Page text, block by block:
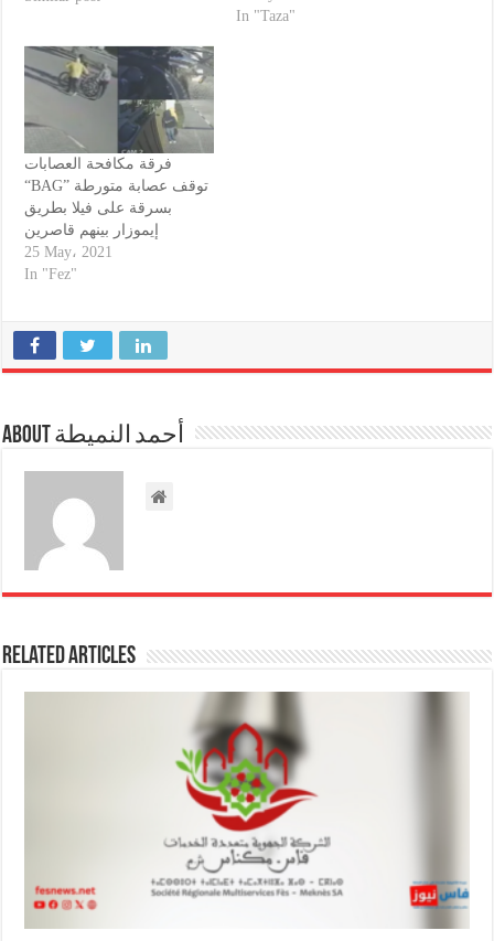
إجراءات البحث المنجزة أن
هذه الواقعة جرت خلال
الساعات الأولى من صباح
In "Taza"
فرقة مكافحة العصابات
“BAG” توقف عصابة متورطة
بسرقة على فيلا بطريق
إيموزار بينهم قاصرين
25 May، 2021
In "Fez"
About أحمد النميطة
Related Articles